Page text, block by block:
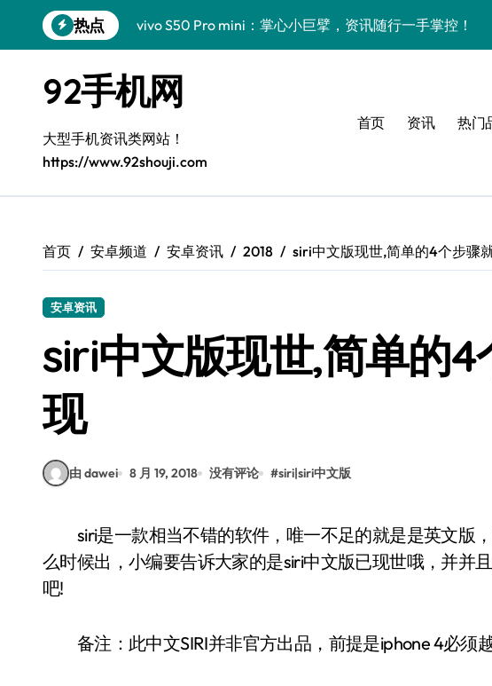
到
热点
vivo S50 Pro mini：掌心小巨擘，资讯随行一手掌控！
三星Galaxy Z Fold7抢先探秘，手机管家揭秘其惊艳新亮
三星Galaxy S26来袭！创新科技亮点，手机体验师抢先揭
S25 Ultra颜值封神！定制主题潮爆了
S24+上手，美出新高度！
A56 5G惊艳登场，三星新风尚来了！
vivo S50新功能大揭秘！优惠全享，高效玩机秘籍在此！
92手机网
大型手机资讯类网站！
https://www.92shouji.com
首页 资讯 热门
首页 安卓频道 安卓资讯 2018 siri中文版现世,简单的4个步骤
安卓资讯
siri中文版现世,简单的
现
由 dawei 8 月 19, 2018 没有评论 #siri|siri中文版
siri是一款相当不错的软件，唯一不足的就是是英文版，所以很多朋友都在网上问siri中文版什
么时候出，小编要告诉大家的是siri中文版已现世哦，并并
吧!
备注：此中文SIRI并非官方出品，前提是iphone 4必须越